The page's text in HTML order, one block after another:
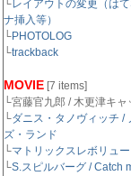
└レイアウトの変更（は
ナ挿入等）
└PHOTOLOG
└trackback
MOVIE [7 items]
└宮藤官九郎 / 木更津キャ
└ダニス・タノヴィッチ /
ズ・ランド
└マトリックスレボリュ
└S.スピルバーグ / Catch